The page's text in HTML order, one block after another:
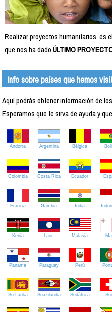
Realizar proyectos humanitarios, es
que nos ha dado.ÚLTIMO
Info sobre países que hemos
Aquí podrás obtener información de
Esperamos que te sirva de ayuda y
Andorra Argentina Bélgica
Colombia Costa Rica Ecuador
Francia Gambia India
Kenia Laos Malasia
Panamá Paraguay Perú
Sri Lanka Suazilandia Sudáfrica